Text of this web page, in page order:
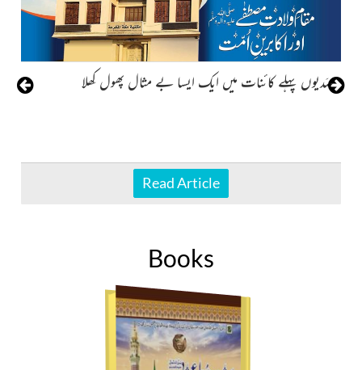
صَدیوں پہلے کائنات میں ایک ایسا بے مثال پھول کِھلا
Read Article
Books